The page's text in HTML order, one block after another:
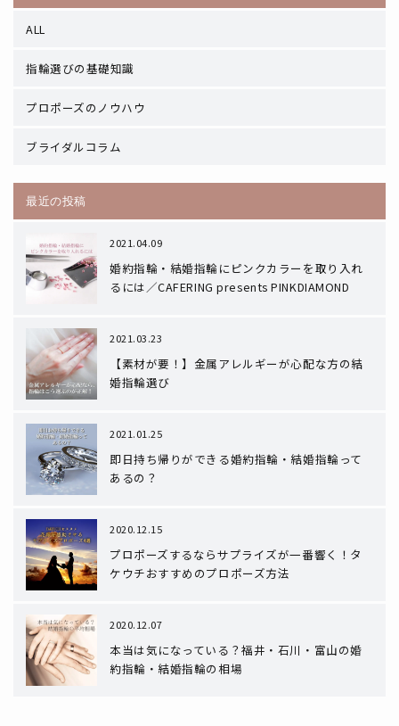
ALL
指輪選びの基礎知識
プロポーズのノウハウ
ブライダルコラム
最近の投稿
2021.04.09
婚約指輪・結婚指輪にピンクカラーを取り入れ
るには／CAFERING presents PINKDIAMOND
2021.03.23
【素材が要！】金属アレルギーが心配な方の結
婚指輪選び
2021.01.25
即日持ち帰りができる婚約指輪・結婚指輪って
あるの？
2020.12.15
プロポーズするならサプライズが一番響く！タ
ケウチおすすめのプロポーズ方法
2020.12.07
本当は気になっている？福井・石川・富山の婚
約指輪・結婚指輪の相場